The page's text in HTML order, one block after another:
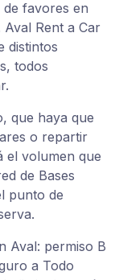
de favores en
Rent a Car
distintos
todos
que haya que
o repartir
el volumen que
de Bases
punto de
Aval: permiso B
a Todo